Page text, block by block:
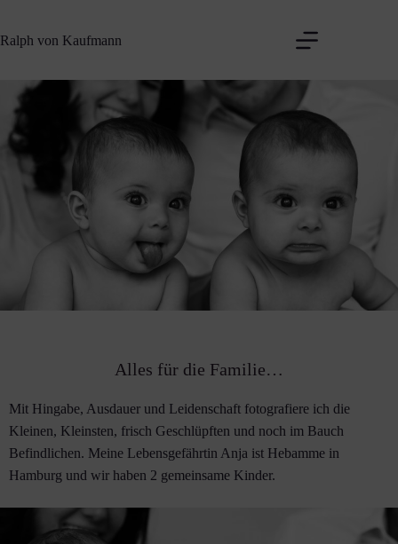
Inhalt
Ralph von Kaufmann
Alles für die Familie…
Mit Hingabe, Ausdauer und Leidenschaft fotografiere ich die
Kleinen, Kleinsten, frisch Geschlüpften und noch im Bauch
Befindlichen. Meine Lebensgefährtin Anja ist Hebamme in
Hamburg und wir haben 2 gemeinsame Kinder.